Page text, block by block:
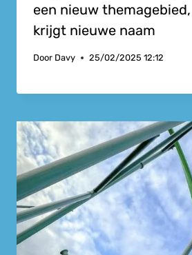
een nieuw
krijgt nieuwe naam
Door Davy 25/02/2025 12:12